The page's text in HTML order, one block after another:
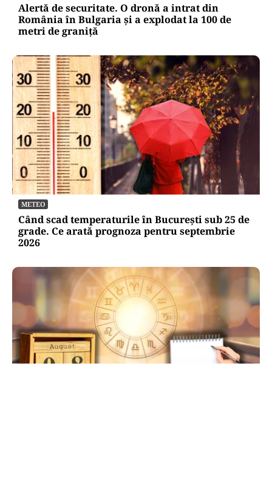
Alertă de securitate. O dronă a intrat din
România în Bulgaria şi a explodat la 100 de
metri de graniţă
METEO
Când scad temperaturile în București sub 25 de
grade. Ce arată prognoza pentru septembrie
2026